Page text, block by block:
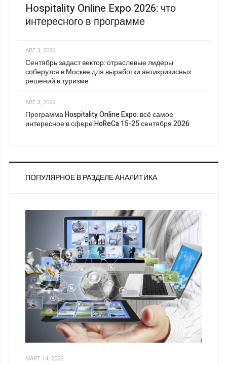
Hospitality Online Expo 2026: что
интересного в программе
АВГ 3, 2026
Сентябрь задаст вектор: отраслевые лидеры
соберутся в Москве для выработки антикризисных
решений в туризме
АВГ 3, 2026
Программа Hospitality Online Expo: всё самое
интересное в сфере HoReCa 15-25 сентября 2026
ПОПУЛЯРНОЕ В РАЗДЕЛЕ АНАЛИТИКА
МАРТ 14, 2022